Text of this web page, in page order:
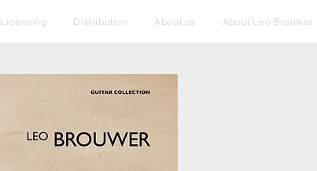
Licensing Distribution About us About Leo Brouwer